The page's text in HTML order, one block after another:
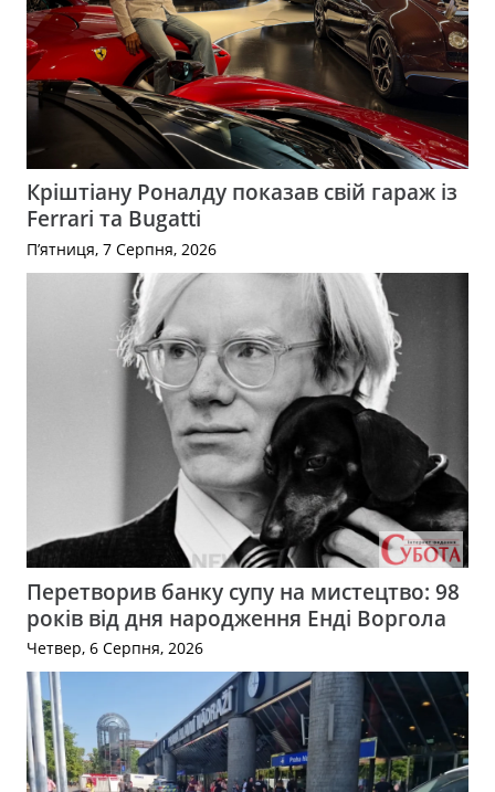
Кріштіану Роналду показав свій гараж із
Ferrari та Bugatti
П’ятниця, 7 Серпня, 2026
Перетворив банку супу на мистецтво: 98
років від дня народження Енді Воргола
Четвер, 6 Серпня, 2026